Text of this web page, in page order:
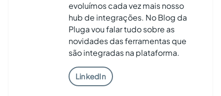
evoluímos cada vez mais nosso
hub de integrações. No Blog da
Pluga vou falar tudo sobre as
novidades das ferramentas que
são integradas na plataforma.
LinkedIn